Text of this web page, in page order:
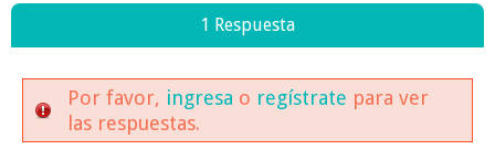
1 Respuesta
Por favor, ingresa o regístrate para ver
las respuestas.